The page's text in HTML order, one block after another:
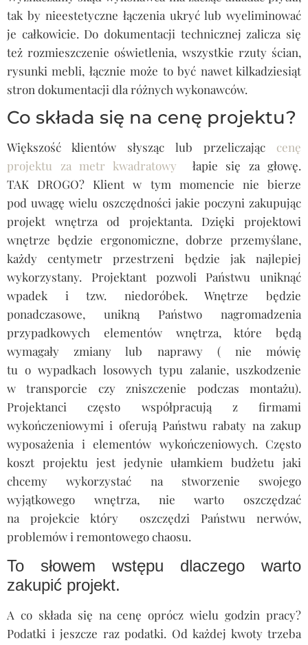
tak by nieestetyczne łączenia ukryć lub wyeliminować
je całkowicie. Do dokumentacji technicznej zalicza się
też rozmieszczenie oświetlenia, wszystkie rzuty ścian,
rysunki mebli, łącznie może to być nawet kilkadziesiąt
stron dokumentacji dla różnych wykonawców.
Co składa się na cenę projektu?
Większość klientów słysząc lub przeliczając cenę
projektu za metr kwadratowy łapie się za głowę.
TAK DROGO? Klient w tym momencie nie bierze
pod uwagę wielu oszczędności jakie poczyni zakupując
projekt wnętrza od projektanta. Dzięki projektowi
wnętrze będzie ergonomiczne, dobrze przemyślane,
każdy centymetr przestrzeni będzie jak najlepiej
wykorzystany. Projektant pozwoli Państwu uniknąć
wpadek i tzw. niedoróbek. Wnętrze będzie
ponadczasowe, unikną Państwo nagromadzenia
przypadkowych elementów wnętrza, które będą
wymagały zmiany lub naprawy ( nie mówię
tu o wypadkach losowych typu zalanie, uszkodzenie
w transporcie czy zniszczenie podczas montażu).
Projektanci często współpracują z firmami
wykończeniowymi i oferują Państwu rabaty na zakup
wyposażenia i elementów wykończeniowych. Często
koszt projektu jest jedynie ułamkiem budżetu jaki
chcemy wykorzystać na stworzenie swojego
wyjątkowego wnętrza, nie warto oszczędzać
na projekcie który oszczędzi Państwu nerwów,
problemów i remontowego chaosu.
To słowem wstępu dlaczego warto
zakupić projekt.
A co składa się na cenę oprócz wielu godzin pracy?
Podatki i jeszcze raz podatki. Od każdej kwoty trzeba